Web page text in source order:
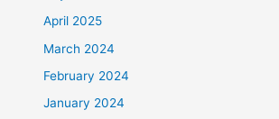
April 2025
March 2024
February 2024
January 2024